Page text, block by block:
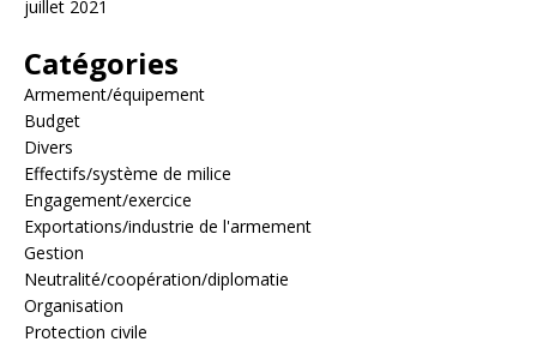
juillet 2021
Catégories
Armement/équipement
Budget
Divers
Effectifs/système de milice
Engagement/exercice
Exportations/industrie de l'armement
Gestion
Neutralité/coopération/diplomatie
Organisation
Protection civile